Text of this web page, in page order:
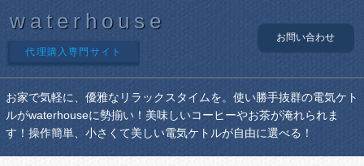
waterhouse
代理購入専門サイト
お問い合わせ
お家で気軽に、優雅なリラックスタイムを。使い勝手抜群の電気ケト
ルがwaterhouseに勢揃い！美味しいコーヒーやお茶が淹れられま
す！操作簡単、小さくて美しい電気ケトルが自由に選べる！